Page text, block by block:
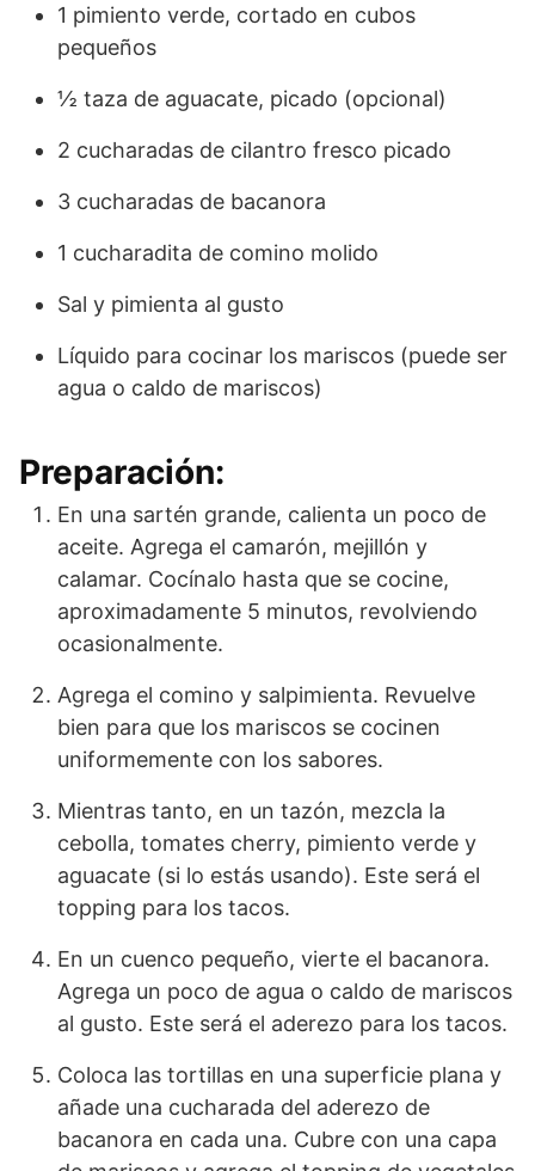
1 pimiento verde, cortado en cubos
pequeños
½ taza de aguacate, picado (opcional)
2 cucharadas de cilantro fresco picado
3 cucharadas de bacanora
1 cucharadita de comino molido
Sal y pimienta al gusto
Líquido para cocinar los mariscos (puede ser
agua o caldo de mariscos)
Preparación:
En una sartén grande, calienta un poco de
aceite. Agrega el camarón, mejillón y
calamar. Cocínalo hasta que se cocine,
aproximadamente 5 minutos, revolviendo
ocasionalmente.
Agrega el comino y salpimienta. Revuelve
bien para que los mariscos se cocinen
uniformemente con los sabores.
Mientras tanto, en un tazón, mezcla la
cebolla, tomates cherry, pimiento verde y
aguacate (si lo estás usando). Este será el
topping para los tacos.
En un cuenco pequeño, vierte el bacanora.
Agrega un poco de agua o caldo de mariscos
al gusto. Este será el aderezo para los tacos.
Coloca las tortillas en una superficie plana y
añade una cucharada del aderezo de
bacanora en cada una. Cubre con una capa